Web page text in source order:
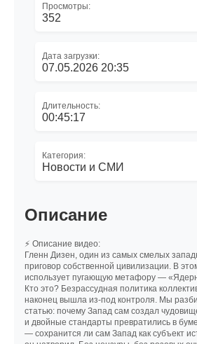
Просмотры:
352
Дата загрузки:
07.05.2026 20:35
Длительность:
00:45:17
Категория:
Новости и СМИ
Описание
⚡ Описание видео:
Гленн Дизен, один из самых смелых
приговор собственной цивилизации. В
использует пугающую метафору —
Кто это? Безрассудная политика
наконец вышла из-под контроля. Мы
статью: почему Запад сам создал
и двойные стандарты превратились в
— сохранится ли сам Запад как субъект